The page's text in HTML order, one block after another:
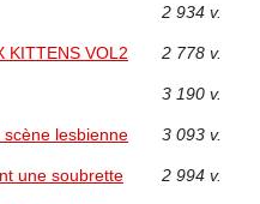
2 934 v.
KITTENS VOL2 2 778 v.
3 190 v.
lesbienne 3 093 v.
une soubrette 2 994 v.